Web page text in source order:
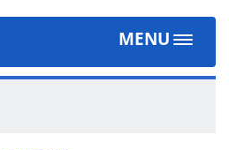
MENU
Toggle